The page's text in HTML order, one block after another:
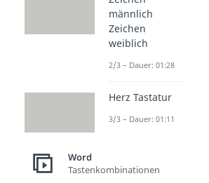
männlich
Zeichen
weiblich
2/3 – Dauer: 01:28
Herz Tastatur
3/3 – Dauer: 01:11
Word
Tastenkombinationen